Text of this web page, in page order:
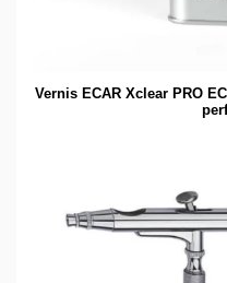
Vernis ECAR Xclear PRO